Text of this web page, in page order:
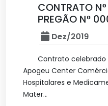
CONTRATO
PREGÃO N°
Dez/2019
Contrato celebrado
Apogeu Center
Hospitalares e
Mater...